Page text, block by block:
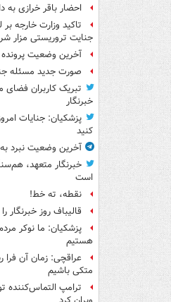
احضار باقر خرازی به
تاکید وزارت خارجه
جنایت تروریستی مزار
آخرین وضعیت
صورت جدید مسئله
تبریک کاربران
خبرنگار
پزشکیان: جنایات
کنید
آخرین وضعیت نبرد
خبرنگار متعهد،
است
نقطه، ته خط!
قالیباف روز خبرنگار
پزشکیان: ما نوکر
هستیم
عراقچی: زمان آن
متکی باشیم
ترامپ التماس‌کننده